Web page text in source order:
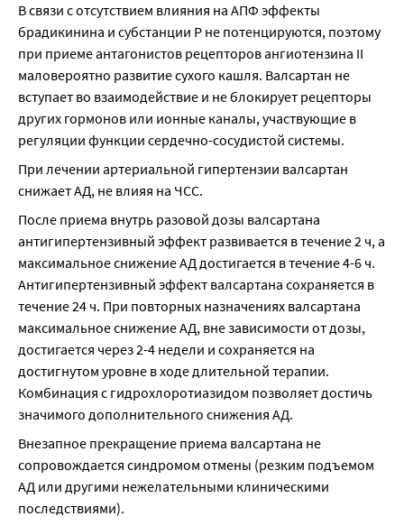
В связи с отсутствием влияния на АПФ эффекты
брадикинина и субстанции Р не потенцируются, поэтому
при приеме антагонистов рецепторов ангиотензина II
маловероятно развитие сухого кашля. Валсартан не
вступает во взаимодействие и не блокирует рецепторы
других гормонов или ионные каналы, участвующие в
регуляции функции сердечно-сосудистой системы.
При лечении артериальной гипертензии валсартан
снижает АД, не влияя на ЧСС.
После приема внутрь разовой дозы валсартана
антигипертензивный эффект развивается в течение 2 ч, а
максимальное снижение АД достигается в течение 4-6 ч.
Антигипертензивный эффект валсартана сохраняется в
течение 24 ч. При повторных назначениях валсартана
максимальное снижение АД, вне зависимости от дозы,
достигается через 2-4 недели и сохраняется на
достигнутом уровне в ходе длительной терапии.
Комбинация с гидрохлоротиазидом позволяет достичь
значимого дополнительного снижения АД.
Внезапное прекращение приема валсартана не
сопровождается синдромом отмены (резким подъемом
АД или другими нежелательными клиническими
последствиями).